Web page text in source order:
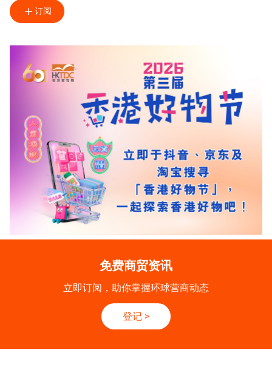
订阅
免费商贸资讯
立即订阅，助你掌握环球营商动态
登记 >